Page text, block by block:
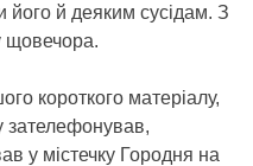
його й деяким сусідам. З
щовечора.
короткого матеріалу,
зателефонував,
у містечку Городня на